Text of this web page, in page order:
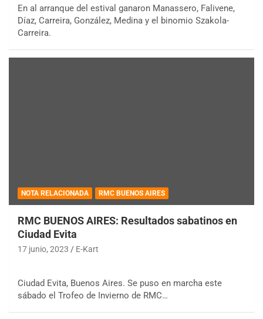
En al arranque del estival ganaron Manassero, Falivene,
Díaz, Carreira, González, Medina y el binomio Szakola-
Carreira.
NOTA RELACIONADA RMC BUENOS AIRES
RMC BUENOS AIRES: Resultados sabatinos en
Ciudad Evita
17 junio, 2023 E-Kart
Ciudad Evita, Buenos Aires. Se puso en marcha este
sábado el Trofeo de Invierno de RMC…